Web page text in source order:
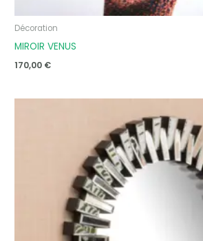
Décoration
MIROIR VENUS
170,00 €